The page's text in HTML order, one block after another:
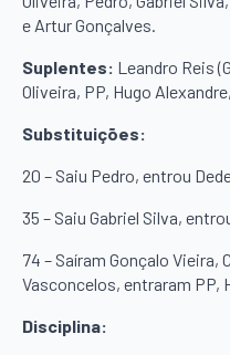
e Artur Gonçalves.
Suplentes: Leandro Reis
Oliveira, PP, Hugo
Substituições:
20 – Saiu Pedro, entrou
35 – Saiu Gabriel Silva,
74 – Saíram Gonçalo Vieira,
Vasconcelos, entraram PP,
Disciplina: